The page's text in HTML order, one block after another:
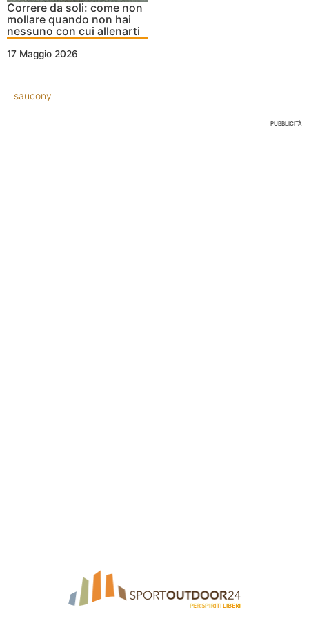
Correre da soli: come non
mollare quando non hai
nessuno con cui allenarti
17 Maggio 2026
saucony
PUBBLICITÀ